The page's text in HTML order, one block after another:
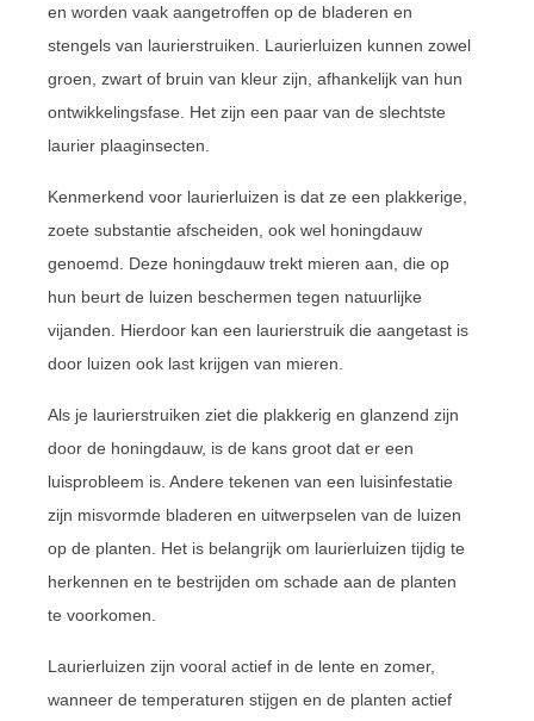
en worden vaak aangetroffen op de bladeren en
stengels van laurierstruiken. Laurierluizen kunnen zowel
groen, zwart of bruin van kleur zijn, afhankelijk van hun
ontwikkelingsfase. Het zijn een paar van de slechtste
laurier plaaginsecten.
Kenmerkend voor laurierluizen is dat ze een plakkerige,
zoete substantie afscheiden, ook wel honingdauw
genoemd. Deze honingdauw trekt mieren aan, die op
hun beurt de luizen beschermen tegen natuurlijke
vijanden. Hierdoor kan een laurierstruik die aangetast is
door luizen ook last krijgen van mieren.
Als je laurierstruiken ziet die plakkerig en glanzend zijn
door de honingdauw, is de kans groot dat er een
luisprobleem is. Andere tekenen van een luisinfestatie
zijn misvormde bladeren en uitwerpselen van de luizen
op de planten. Het is belangrijk om laurierluizen tijdig te
herkennen en te bestrijden om schade aan de planten
te voorkomen.
Laurierluizen zijn vooral actief in de lente en zomer,
wanneer de temperaturen stijgen en de planten actief